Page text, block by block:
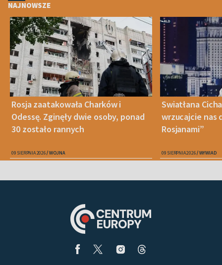
NAJNOWSZE
Rosja zaatakowała Charków i
Odessę. Zginęły dwie osoby, ponad
30 zostało rannych
09 SIERPNIA 2026 WOJNA
Swiatłana
wrzucajcie nas
Rosjanami”
09 SIERPNIA 2026 WYWIAD